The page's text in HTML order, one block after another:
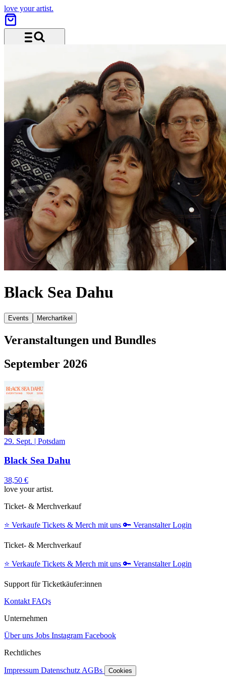
love your artist.
Black Sea Dahu
Events Merchartikel
Veranstaltungen und Bundles
September 2026
29. Sept. | Potsdam
Black Sea Dahu
38,50 €
love your artist.
Ticket- & Merchverkauf
⭐️ Verkaufe Tickets & Merch mit uns 🔑 Veranstalter Login
Ticket- & Merchverkauf
⭐️ Verkaufe Tickets & Merch mit uns 🔑 Veranstalter Login
Support für Ticketkäufer:innen
Kontakt FAQs
Unternehmen
Über uns Jobs Instagram Facebook
Rechtliches
Impressum Datenschutz AGBs Cookies